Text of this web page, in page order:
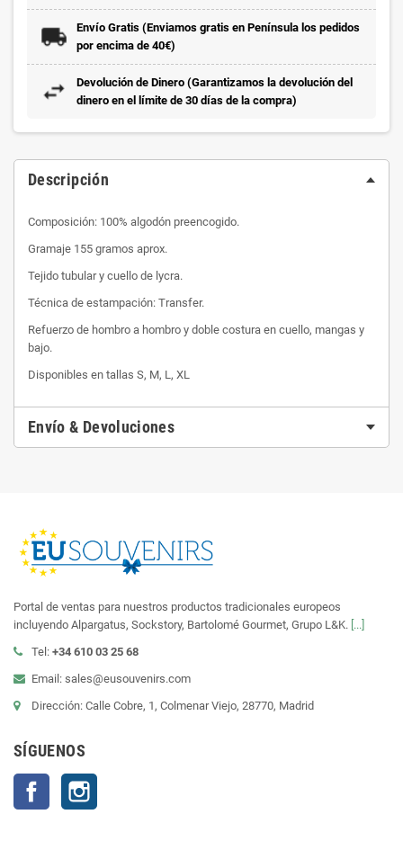
Envío Gratis (Enviamos gratis en Península los pedidos
por encima de 40€)
Devolución de Dinero (Garantizamos la devolución del
dinero en el límite de 30 días de la compra)
Descripción
Composición: 100% algodón preencogido.
Gramaje 155 gramos aprox.
Tejido tubular y cuello de lycra.
Técnica de estampación: Transfer.
Refuerzo de hombro a hombro y doble costura en cuello, mangas y
bajo.
Disponibles en tallas S, M, L, XL
Envío & Devoluciones
Portal de ventas para nuestros productos tradicionales europeos
incluyendo Alpargatus, Sockstory, Bartolomé Gourmet, Grupo L&K. [...]
Tel: +34 610 03 25 68
Email: sales@eusouvenirs.com
Dirección: Calle Cobre, 1, Colmenar Viejo, 28770, Madrid
SÍGUENOS
Facebook